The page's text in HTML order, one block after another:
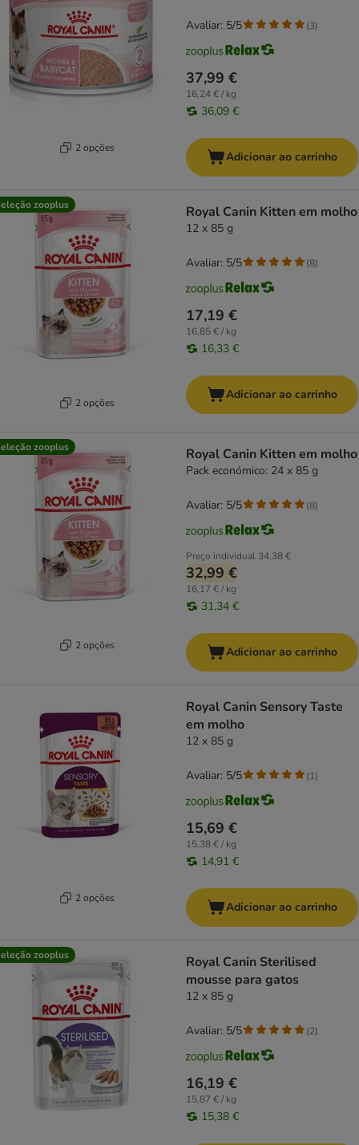
2 opções
37,99 €
16,24 € / kg
36,09 €
Avaliar: 5/5 (3)
Adicionar ao carrinho
zooplus
2 opções
Royal Canin Kitten em molho
12 x 85 g
17,19 €
16,85 € / kg
16,33 €
Avaliar: 5/5 (8)
Adicionar ao carrinho
zooplus
2 opções
Royal Canin Kitten em molho
Pack económico: 24 x 85 g
Preço individual 34,38 €
32,99 €
16,17 € / kg
31,34 €
Avaliar: 5/5 (8)
Adicionar ao carrinho
2 opções
Royal Canin Sensory Taste
em molho
12 x 85 g
15,69 €
15,38 € / kg
14,91 €
Avaliar: 5/5 (1)
Adicionar ao carrinho
zooplus
Royal Canin Sterilised
mousse para gatos
12 x 85 g
16,19 €
15,87 € / kg
15,38 €
Avaliar: 5/5 (2)